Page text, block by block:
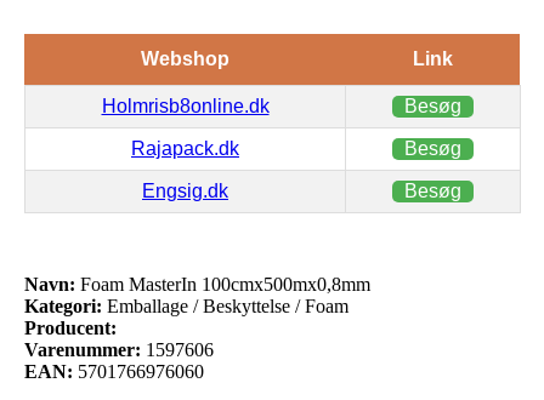
Webshop Link
Holmrisb8online.dk Besøg
Rajapack.dk Besøg
Engsig.dk Besøg
Navn: Foam MasterIn 100cmx500mx0,8mm
Kategori: Emballage / Beskyttelse / Foam
Producent:
Varenummer: 1597606
EAN: 5701766976060